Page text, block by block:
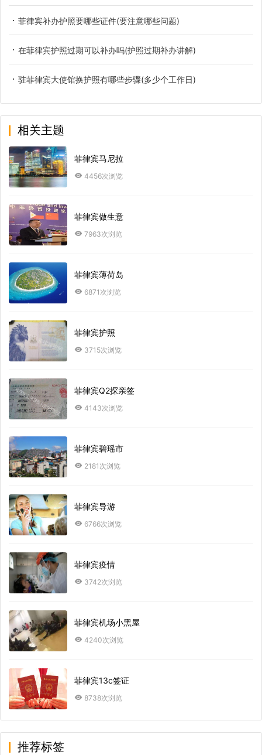
菲律宾补办护照要哪些证件(要注意哪些问题)
在菲律宾护照过期可以补办吗(护照过期补办讲解)
驻菲律宾大使馆换护照有哪些步骤(多少个工作日)
相关主题
菲律宾马尼拉
4456次浏览
菲律宾做生意
7963次浏览
菲律宾薄荷岛
6871次浏览
菲律宾护照
3715次浏览
菲律宾Q2探亲签
4143次浏览
菲律宾碧瑶市
2181次浏览
菲律宾导游
6766次浏览
菲律宾疫情
3742次浏览
菲律宾机场小黑屋
4240次浏览
菲律宾13c签证
8738次浏览
推荐标签